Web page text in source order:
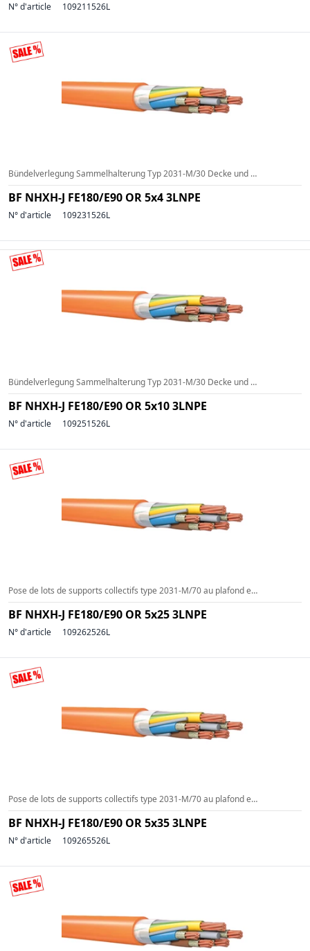
N° d'article 109211526L
Bündelverlegung Sammelhalterung Typ 2031-M/30 Decke und Wand (a=600mm) (g=<3kg/m)
BF NHXH-J FE180/E90 OR 5x4 3LNPE
N° d'article 109231526L
Bündelverlegung Sammelhalterung Typ 2031-M/30 Decke und Wand (a=600mm) (g=<3kg/m)
BF NHXH-J FE180/E90 OR 5x10 3LNPE
N° d'article 109251526L
Pose de lots de supports collectifs type 2031-M/70 au plafond et au mur (a= 800 mm) (g= 6 kg/m)
BF NHXH-J FE180/E90 OR 5x25 3LNPE
N° d'article 109262526L
Pose de lots de supports collectifs type 2031-M/70 au plafond et au mur (a= 800 mm) (g= 6 kg/m)
BF NHXH-J FE180/E90 OR 5x35 3LNPE
N° d'article 109265526L